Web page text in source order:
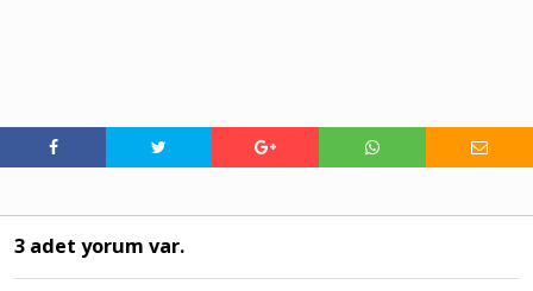
3 adet yorum var.